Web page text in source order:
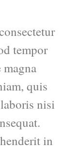
tempor
quis
nisi
in